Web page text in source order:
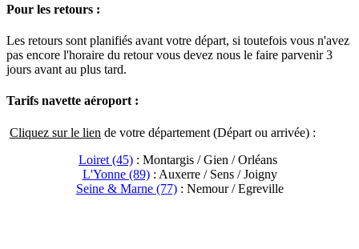
Pour les retours :
Les retours sont planifiés avant votre départ, si toutefois vous n'avez
pas encore l'horaire du retour vous devez nous le faire parvenir 3
jours avant au plus tard.
Tarifs navette aéroport :
Cliquez sur le lien de votre département (Départ ou arrivée) :
Loiret (45) : Montargis / Gien / Orléans
L'Yonne (89): Auxerre / Sens / Joigny
Seine & Marne (77): Nemour / Egreville